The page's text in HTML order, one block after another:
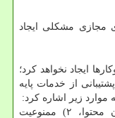
مجازی مشکلی ایجاد
ایجاد نخواهد کرد؛
محورهای پشتیبانی از خدمات پایه
زیر اشاره کرد:
۱) در نظر گرفتن حق السهم تولیدکنندگان محتوا، ۲) ممنوعیت